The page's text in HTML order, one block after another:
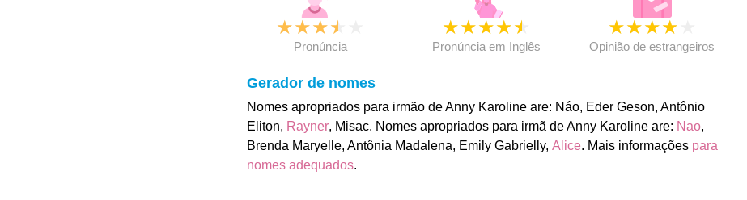
★★★★
Pronúncia
★★★★★
Pronúncia em Inglês
★★★★
Opinião de estrangeiros
Gerador de nomes
Nomes apropriados para irmão de Anny Karoline are: Náo, Eder Geson, Antônio
Eliton, Rayner, Misac. Nomes apropriados para irmã de Anny Karoline are: Nao,
Brenda Maryelle, Antônia Madalena, Emily Gabrielly, Alice. Mais informações para
nomes adequados.